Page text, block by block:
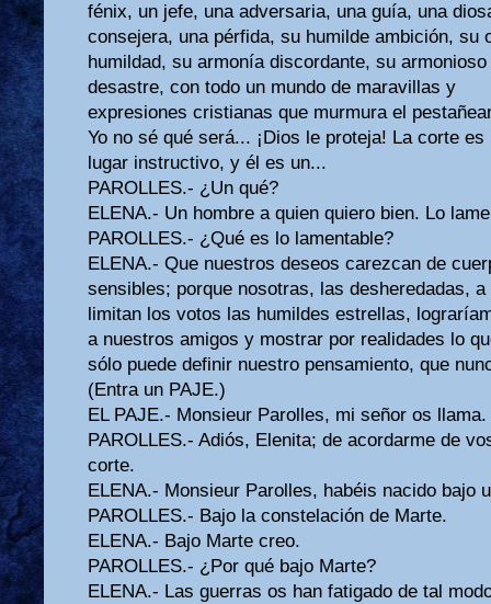
fénix, un jefe, una adversaria, una guía, una
consejera, una pérfida, su humilde ambición, su
humildad, su armonía discordante, su
desastre, con todo un mundo de maravillas y
expresiones cristianas que murmura el
Yo no sé qué será... ¡Dios le proteja! La corte es
lugar instructivo, y él es un...
PAROLLES.- ¿Un qué?
ELENA.- Un hombre a quien quiero bien. Lo
PAROLLES.- ¿Qué es lo lamentable?
ELENA.- Que nuestros deseos carezcan de
sensibles; porque nosotras, las desheredadas, a
limitan los votos las humildes estrellas,
a nuestros amigos y mostrar por realidades lo
sólo puede definir nuestro pensamiento, que
(Entra un PAJE.)
EL PAJE.- Monsieur Parolles, mi señor os
PAROLLES.- Adiós, Elenita; de acordarme de
corte.
ELENA.- Monsieur Parolles, habéis nacido bajo
PAROLLES.- Bajo la constelación de Marte.
ELENA.- Bajo Marte creo.
PAROLLES.- ¿Por qué bajo Marte?
ELENA.- Las guerras os han fatigado de tal